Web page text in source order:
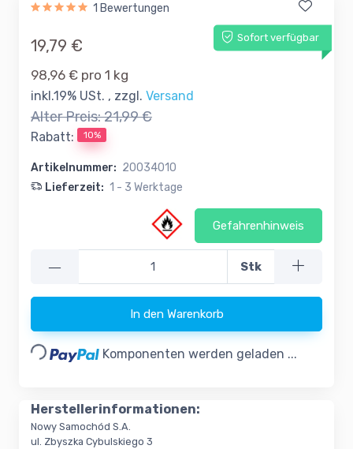
1 Bewertungen
Sofort verfügbar
19,79 €
98,96 € pro 1 kg
inkl.19% USt. , zzgl. Versand
Alter Preis:21,99 €
Rabatt: 10%
Artikelnummer: 20034010
Lieferzeit: 1 - 3 Werktage
Gefahrenhinweis
— Stk
In den Warenkorb
Loading... Komponenten werden geladen ...
Herstellerinformationen:
Nowy Samochód S.A.
ul. Zbyszka Cybulskiego 3